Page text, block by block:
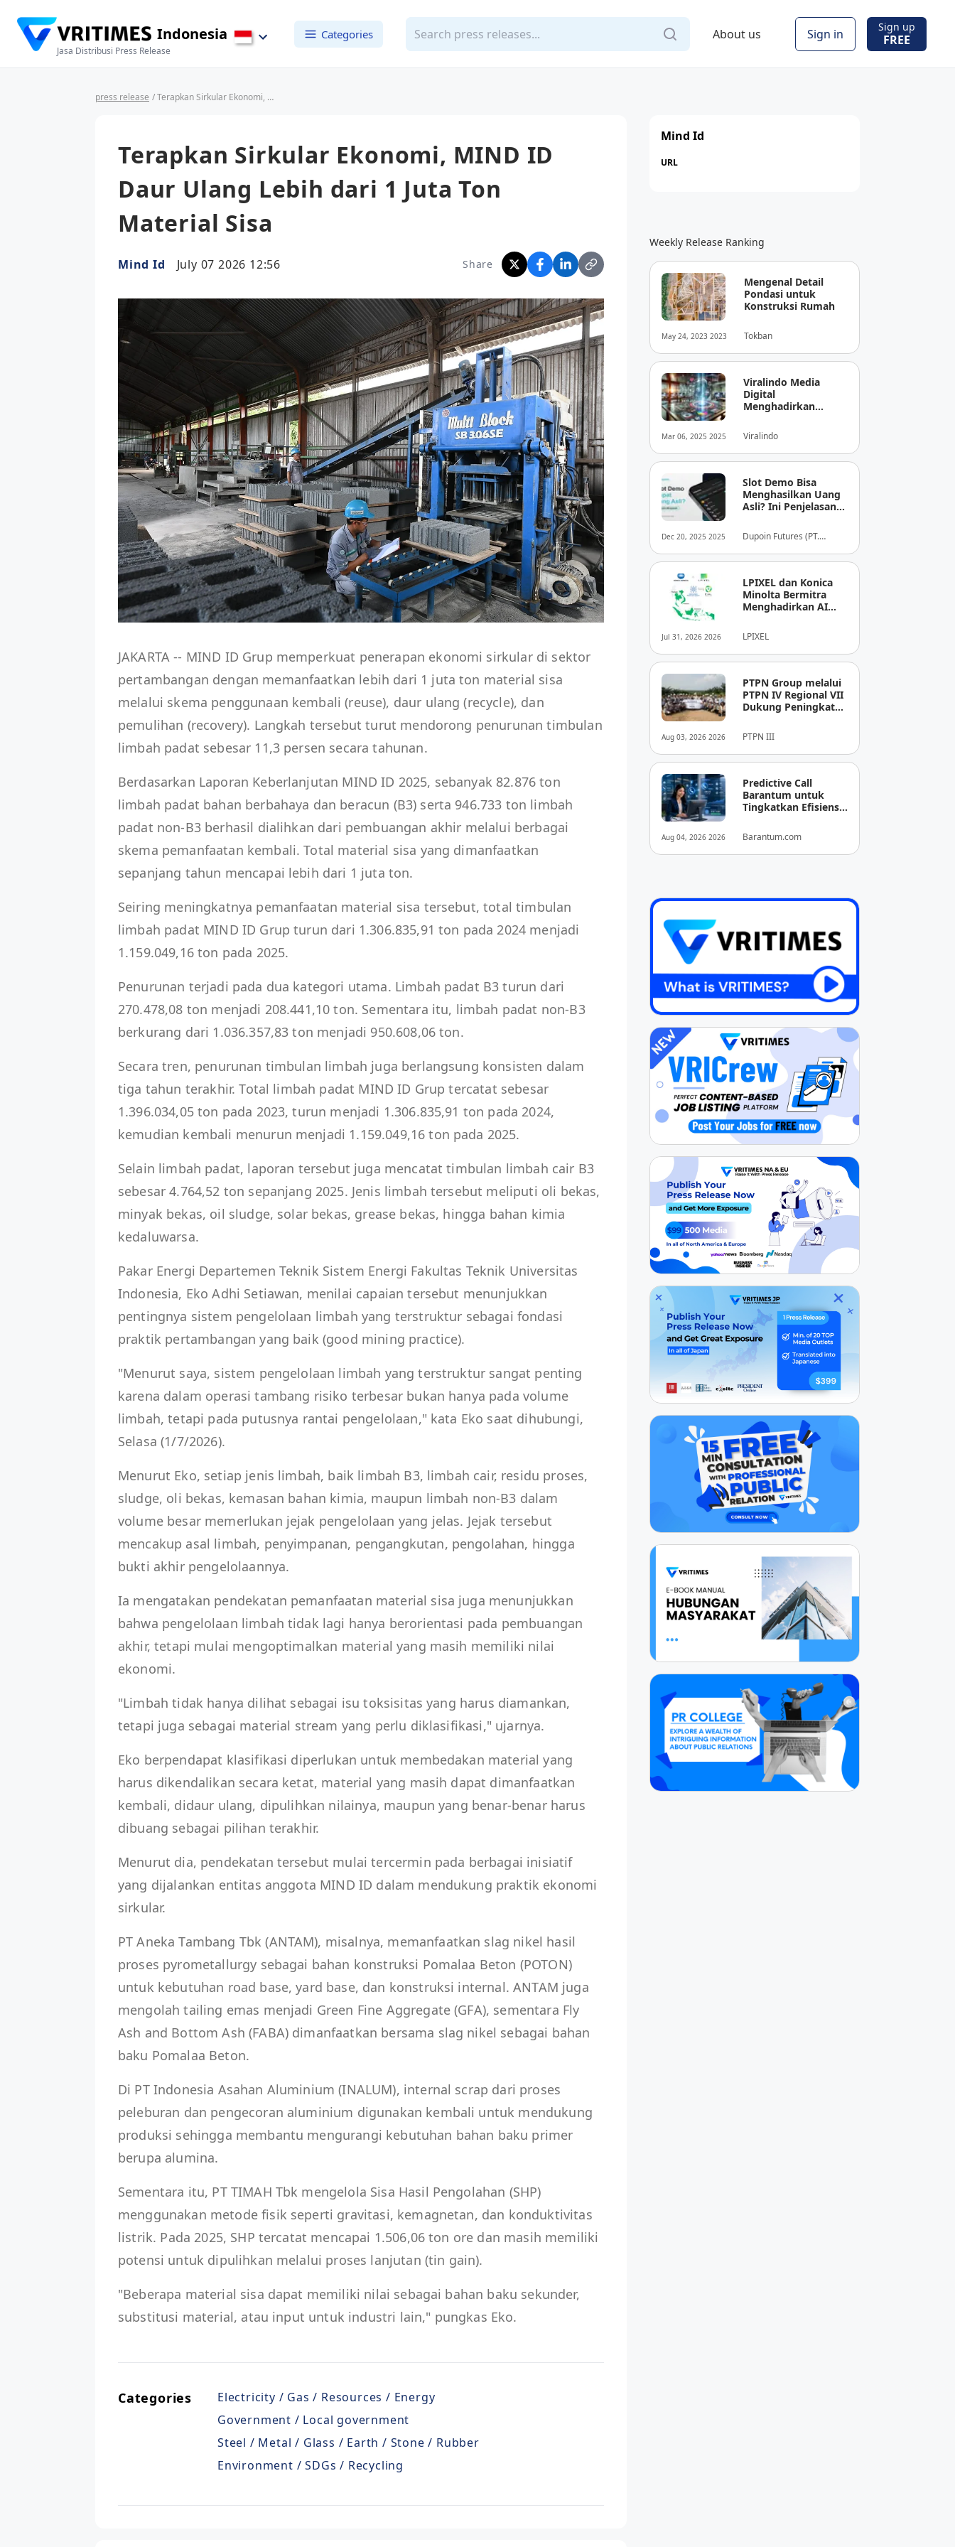
Indonesia
Jasa Distribusi Press Release
Categories About us Sign in Sign up
FREE
press release / Terapkan Sirkular Ekonomi, MIND ID Daur Ulang Lebih dari 1 Juta Ton Material Sisa
Terapkan Sirkular Ekonomi, MIND ID
Daur Ulang Lebih dari 1 Juta Ton
Material Sisa
Mind Id July 07 2026 12:56 Share
JAKARTA -- MIND ID Grup memperkuat penerapan ekonomi sirkular di sektor
pertambangan dengan memanfaatkan lebih dari 1 juta ton material sisa
melalui skema penggunaan kembali (reuse), daur ulang (recycle), dan
pemulihan (recovery). Langkah tersebut turut mendorong penurunan timbulan
limbah padat sebesar 11,3 persen secara tahunan.
Berdasarkan Laporan Keberlanjutan MIND ID 2025, sebanyak 82.876 ton
limbah padat bahan berbahaya dan beracun (B3) serta 946.733 ton limbah
padat non-B3 berhasil dialihkan dari pembuangan akhir melalui berbagai
skema pemanfaatan kembali. Total material sisa yang dimanfaatkan
sepanjang tahun mencapai lebih dari 1 juta ton.
Seiring meningkatnya pemanfaatan material sisa tersebut, total timbulan
limbah padat MIND ID Grup turun dari 1.306.835,91 ton pada 2024 menjadi
1.159.049,16 ton pada 2025.
Penurunan terjadi pada dua kategori utama. Limbah padat B3 turun dari
270.478,08 ton menjadi 208.441,10 ton. Sementara itu, limbah padat non-B3
berkurang dari 1.036.357,83 ton menjadi 950.608,06 ton.
Secara tren, penurunan timbulan limbah juga berlangsung konsisten dalam
tiga tahun terakhir. Total limbah padat MIND ID Grup tercatat sebesar
1.396.034,05 ton pada 2023, turun menjadi 1.306.835,91 ton pada 2024,
kemudian kembali menurun menjadi 1.159.049,16 ton pada 2025.
Selain limbah padat, laporan tersebut juga mencatat timbulan limbah cair B3
sebesar 4.764,52 ton sepanjang 2025. Jenis limbah tersebut meliputi oli bekas,
minyak bekas, oil sludge, solar bekas, grease bekas, hingga bahan kimia
kedaluwarsa.
Pakar Energi Departemen Teknik Sistem Energi Fakultas Teknik Universitas
Indonesia, Eko Adhi Setiawan, menilai capaian tersebut menunjukkan
pentingnya sistem pengelolaan limbah yang terstruktur sebagai fondasi
praktik pertambangan yang baik (good mining practice).
"Menurut saya, sistem pengelolaan limbah yang terstruktur sangat penting
karena dalam operasi tambang risiko terbesar bukan hanya pada volume
limbah, tetapi pada putusnya rantai pengelolaan," kata Eko saat dihubungi,
Selasa (1/7/2026).
Menurut Eko, setiap jenis limbah, baik limbah B3, limbah cair, residu proses,
sludge, oli bekas, kemasan bahan kimia, maupun limbah non-B3 dalam
volume besar memerlukan jejak pengelolaan yang jelas. Jejak tersebut
mencakup asal limbah, penyimpanan, pengangkutan, pengolahan, hingga
bukti akhir pengelolaannya.
Ia mengatakan pendekatan pemanfaatan material sisa juga menunjukkan
bahwa pengelolaan limbah tidak lagi hanya berorientasi pada pembuangan
akhir, tetapi mulai mengoptimalkan material yang masih memiliki nilai
ekonomi.
"Limbah tidak hanya dilihat sebagai isu toksisitas yang harus diamankan,
tetapi juga sebagai material stream yang perlu diklasifikasi," ujarnya.
Eko berpendapat klasifikasi diperlukan untuk membedakan material yang
harus dikendalikan secara ketat, material yang masih dapat dimanfaatkan
kembali, didaur ulang, dipulihkan nilainya, maupun yang benar-benar harus
dibuang sebagai pilihan terakhir.
Menurut dia, pendekatan tersebut mulai tercermin pada berbagai inisiatif
yang dijalankan entitas anggota MIND ID dalam mendukung praktik ekonomi
sirkular.
PT Aneka Tambang Tbk (ANTAM), misalnya, memanfaatkan slag nikel hasil
proses pyrometallurgy sebagai bahan konstruksi Pomalaa Beton (POTON)
untuk kebutuhan road base, yard base, dan konstruksi internal. ANTAM juga
mengolah tailing emas menjadi Green Fine Aggregate (GFA), sementara Fly
Ash and Bottom Ash (FABA) dimanfaatkan bersama slag nikel sebagai bahan
baku Pomalaa Beton.
Di PT Indonesia Asahan Aluminium (INALUM), internal scrap dari proses
peleburan dan pengecoran aluminium digunakan kembali untuk mendukung
produksi sehingga membantu mengurangi kebutuhan bahan baku primer
berupa alumina.
Sementara itu, PT TIMAH Tbk mengelola Sisa Hasil Pengolahan (SHP)
menggunakan metode fisik seperti gravitasi, kemagnetan, dan konduktivitas
listrik. Pada 2025, SHP tercatat mencapai 1.506,06 ton ore dan masih memiliki
potensi untuk dipulihkan melalui proses lanjutan (tin gain).
"Beberapa material sisa dapat memiliki nilai sebagai bahan baku sekunder,
substitusi material, atau input untuk industri lain," pungkas Eko.
Categories
Electricity / Gas / Resources / Energy
Government / Local government
Steel / Metal / Glass / Earth / Stone / Rubber
Environment / SDGs / Recycling
Mind Id
URL
Weekly Release Ranking
May 24, 2023 2023
Mengenal Detail
Pondasi untuk
Konstruksi Rumah
Tokban
Mar 06, 2025 2025
Viralindo Media
Digital
Menghadirkan
Dunia Media Digital
Indonesia
Viralindo
Dec 20, 2025 2025
Slot Demo Bisa
Menghasilkan Uang
Asli? Ini Penjelasan
Dupoin Futures (PT.
Jul 31, 2026 2026
LPIXEL dan Konica
Minolta Bermitra
Menghadirkan AI
Diagnosis Berbasis
Pencitraan Medis
“EIRL” di ASEAN
LPIXEL
Aug 03, 2026 2026
PTPN Group melalui
PTPN IV Regional VII
Dukung Peningkatan
Aparatur
Perkebunan Lewat
Pelatihan Avenza
Maps di Way Kanan
PTPN III
Aug 04, 2026 2026
Predictive Call
Barantum untuk
Tingkatkan Efisiensi
Barantum.com